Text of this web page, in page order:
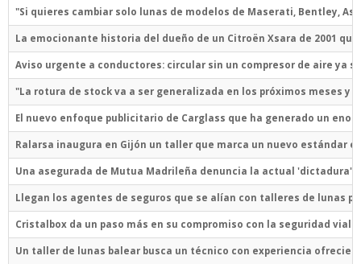
"Si quieres cambiar solo lunas de modelos de Maserati, Bentley,
La emocionante historia del dueño de un Citroën Xsara de 2001
Aviso urgente a conductores: circular sin un compresor de aire ya
"La rotura de stock va a ser generalizada en los próximos meses
El nuevo enfoque publicitario de Carglass que ha generado un
Ralarsa inaugura en Gijón un taller que marca un nuevo estándar
Una asegurada de Mutua Madrileña denuncia la actual 'dictadura'
Llegan los agentes de seguros que se alían con talleres de lunas
Cristalbox da un paso más en su compromiso con la seguridad
Un taller de lunas balear busca un técnico con experiencia